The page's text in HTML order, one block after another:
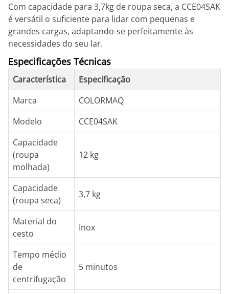
Com capacidade para 3,7kg de roupa seca, a CCE04SAK
é versátil o suficiente para lidar com pequenas e
grandes cargas, adaptando-se perfeitamente às
necessidades do seu lar.
Especificações Técnicas
Característica
Especificação
Marca
COLORMAQ
Modelo
CCE04SAK
Capacidade
(roupa
molhada)
12 kg
Capacidade
(roupa seca)
3,7 kg
Material do
cesto
Inox
Tempo médio
de
centrifugação
5 minutos